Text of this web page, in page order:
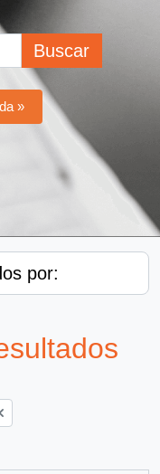
Buscar
»
por: